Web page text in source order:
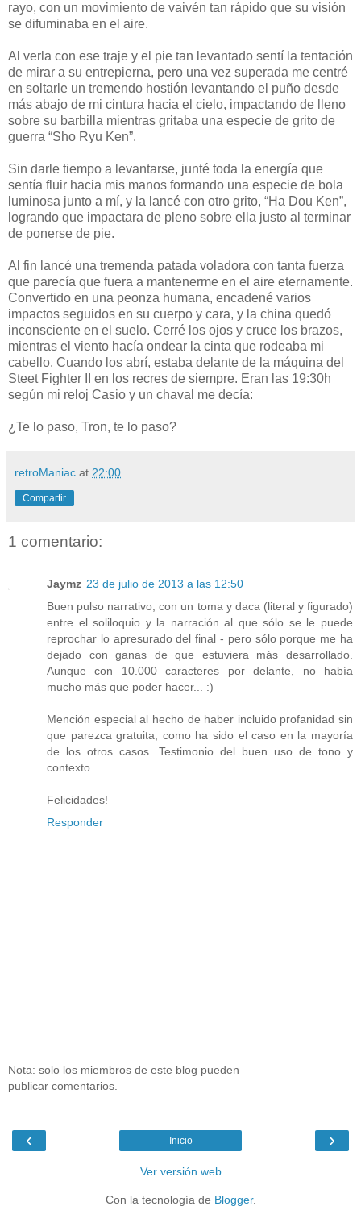
rayo, con un movimiento de vaivén tan rápido que su visión
se difuminaba en el aire.
Al verla con ese traje y el pie tan levantado sentí la tentación
de mirar a su entrepierna, pero una vez superada me centré
en soltarle un tremendo hostión levantando el puño desde
más abajo de mi cintura hacia el cielo, impactando de lleno
sobre su barbilla mientras gritaba una especie de grito de
guerra “Sho Ryu Ken”.
Sin darle tiempo a levantarse, junté toda la energía que
sentía fluir hacia mis manos formando una especie de bola
luminosa junto a mí, y la lancé con otro grito, “Ha Dou Ken”,
logrando que impactara de pleno sobre ella justo al terminar
de ponerse de pie.
Al fin lancé una tremenda patada voladora con tanta fuerza
que parecía que fuera a mantenerme en el aire eternamente.
Convertido en una peonza humana, encadené varios
impactos seguidos en su cuerpo y cara, y la china quedó
inconsciente en el suelo. Cerré los ojos y cruce los brazos,
mientras el viento hacía ondear la cinta que rodeaba mi
cabello. Cuando los abrí, estaba delante de la máquina del
Steet Fighter II en los recres de siempre. Eran las 19:30h
según mi reloj Casio y un chaval me decía:
¿Te lo paso, Tron, te lo paso?
retroManiac at 22:00
Compartir
1 comentario:
Jaymz 23 de julio de 2013 a las 12:50
Buen pulso narrativo, con un toma y daca (literal y figurado)
entre el soliloquio y la narración al que sólo se le puede
reprochar lo apresurado del final - pero sólo porque me ha
dejado con ganas de que estuviera más desarrollado.
Aunque con 10.000 caracteres por delante, no había
mucho más que poder hacer... :)
Mención especial al hecho de haber incluido profanidad sin
que parezca gratuita, como ha sido el caso en la mayoría
de los otros casos. Testimonio del buen uso de tono y
contexto.
Felicidades!
Responder
Nota: solo los miembros de este blog pueden
publicar comentarios.
‹ ›
Inicio
Ver versión web
Con la tecnología de Blogger.